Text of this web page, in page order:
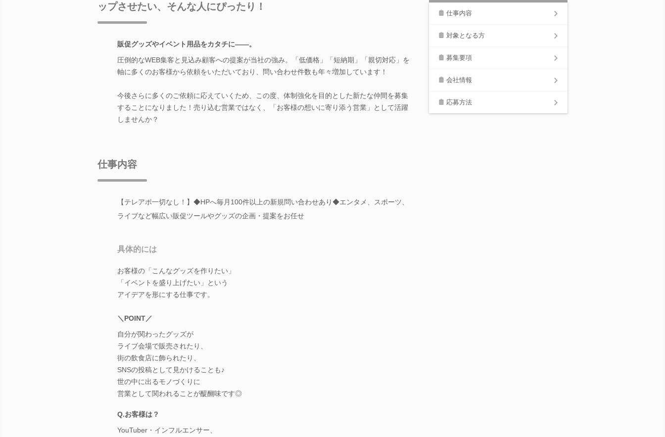
ップさせたい、そんな人にぴったり！
販促グッズやイベント用品をカタチに――。
圧倒的なWEB集客と見込み顧客への提案が当社の強み。「低価格」「短納期」「親切対応」を
軸に多くのお客様から依頼をいただいており、問い合わせ件数も年々増加しています！
今後さらに多くのご依頼に応えていくため、この度、体制強化を目的とした新たな仲間を募集
することになりました！売り込む営業ではなく、「お客様の想いに寄り添う営業」として活躍
しませんか？
仕事内容
【テレアポ一切なし！】◆HPへ毎月100件以上の新規問い合わせあり◆エンタメ、スポーツ、
ライブなど幅広い販促ツールやグッズの企画・提案をお任せ
具体的には
お客様の「こんなグッズを作りたい」
「イベントを盛り上げたい」という
アイデアを形にする仕事です。
＼POINT／
自分が関わったグッズが
ライブ会場で販売されたり、
街の飲食店に飾られたり、
SNSの投稿として見かけることも♪
世の中に出るモノづくりに
営業として関われることが醍醐味です◎
Q.お客様は？
YouTuber・インフルエンサー、
仕事内容
対象となる方
募集要項
会社情報
応募方法